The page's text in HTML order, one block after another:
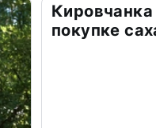
покупке